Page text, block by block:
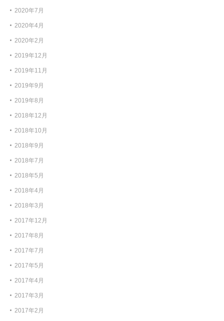
2020年7月
2020年4月
2020年2月
2019年12月
2019年11月
2019年9月
2019年8月
2018年12月
2018年10月
2018年9月
2018年7月
2018年5月
2018年4月
2018年3月
2017年12月
2017年8月
2017年7月
2017年5月
2017年4月
2017年3月
2017年2月